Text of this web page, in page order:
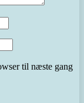
til næste gang